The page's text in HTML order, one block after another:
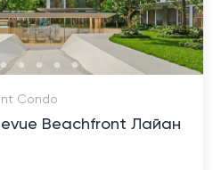
Condo
Beachfront Лайан